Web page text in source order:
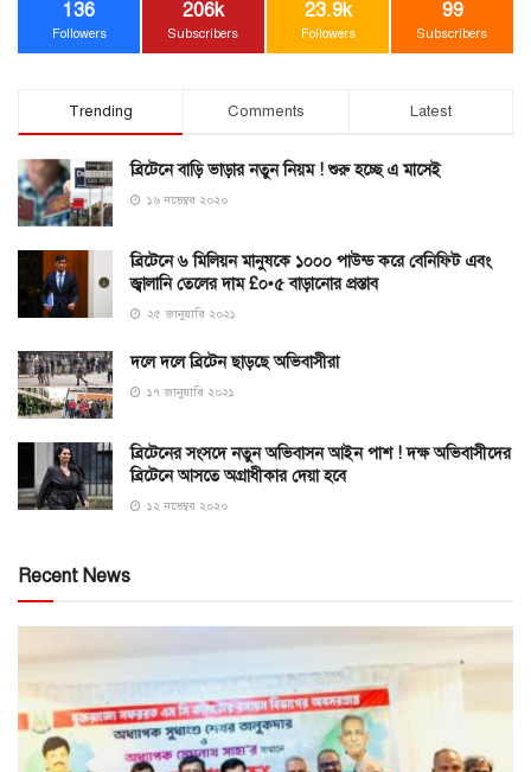
136
Followers
206k
Subscribers
23.9k
Followers
99
Subscribers
Trending Comments Latest
ব্রিটেনে বাড়ি ভাড়ার নতুন নিয়ম ! শুরু হচ্ছে এ মাসেই
১৬ নভেম্বর ২০২০
ব্রিটেনে ৬ মিলিয়ন মানুষকে ১০০০ পাউন্ড করে বেনিফিট এবং
জ্বালানি তেলের দাম £০•৫ বাড়ানোর প্রস্তাব
২৫ জানুয়ারি ২০২১
দলে দলে ব্রিটেন ছাড়ছে অভিবাসীরা
১৭ জানুয়ারি ২০২১
ব্রিটেনের সংসদে নতুন অভিবাসন আইন পাশ ! দক্ষ অভিবাসীদের
ব্রিটেনে আসতে অগ্রাধীকার দেয়া হবে
১২ নভেম্বর ২০২০
Recent News